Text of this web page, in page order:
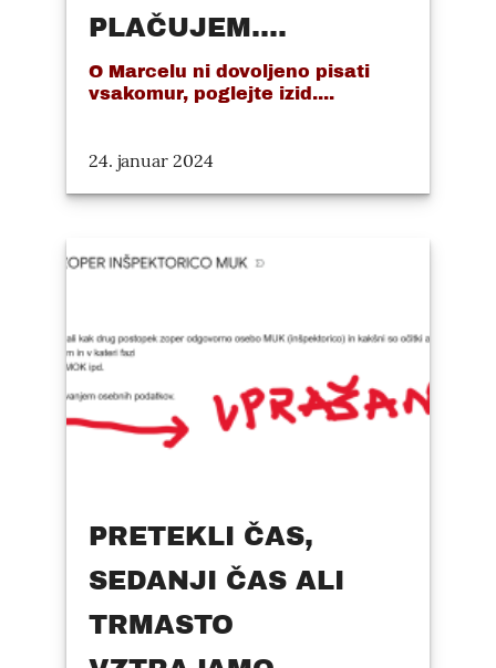
PLAČUJEM....
O Marcelu ni dovoljeno pisati
vsakomur, poglejte izid....
24. januar 2024
PRETEKLI ČAS,
SEDANJI ČAS ALI
TRMASTO